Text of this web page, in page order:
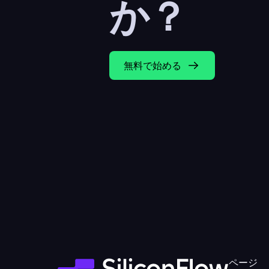
か？
無料で始める
ページ